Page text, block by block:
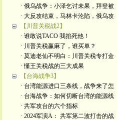
· 俄乌战争：小泽乞讨未果，拜登被
· 大反攻结束，马林卡沦陷，俄乌攻
【川普关税战2】
· 谁敢说TACO 我掐死他！
· 川普关税赢麻了，谁买单？
· 莫迪老仙不明白：川普关税专打金
· 懂王关税战的三大成果
【台海战争3】
· 台湾能源进口三条线，战争来了怎
· 台海战争：如何切断台湾的能源线
· 共军攻台的六个指标
· 2024军演A： 共军第二波打击的战